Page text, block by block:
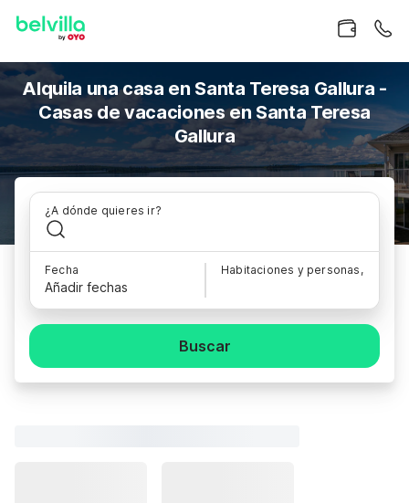
Alquila una casa en Santa Teresa Gallura -
Casas de vacaciones en Santa Teresa
Gallura
¿A dónde quieres ir?
Fecha
Añadir fechas
Habitaciones y personas,
Buscar